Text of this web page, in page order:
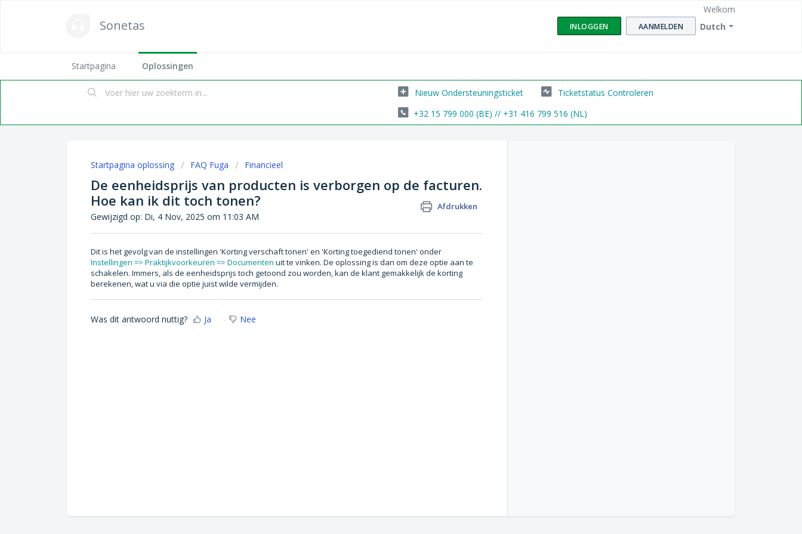
Sonetas Dutch
Welkom
INLOGGEN AANMELDEN
Startpagina Oplossingen
Nieuw Ondersteuningsticket
Ticketstatus Controleren
+32 15 799 000 (BE) // +31 416 799 516 (NL)
Startpagina oplossing FAQ Fuga Financieel
De eenheidsprijs van producten is verborgen op de facturen.
Hoe kan ik dit toch tonen?
Afdrukken
Gewijzigd op: Di, 4 Nov, 2025 om 11:03 AM
Dit is het gevolg van de instellingen 'Korting verschaft tonen' en 'Korting toegediend tonen' onder
Instellingen => Praktijkvoorkeuren => Documenten uit te vinken. De oplossing is dan om deze optie aan te
schakelen. Immers, als de eenheidsprijs toch getoond zou worden, kan de klant gemakkelijk de korting
berekenen, wat u via die optie juist wilde vermijden.
Was dit antwoord nuttig? Ja Nee